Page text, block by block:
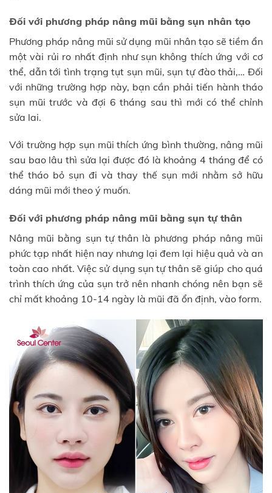
Đối với phương pháp nâng mũi bằng sụn nhân tạo
Phương pháp nâng mũi sử dụng mũi nhân tạo sẽ tiềm ẩn
một vài rủi ro nhất định như sụn không thích ứng với cơ
thể, dẫn tới tình trạng tụt sụn mũi, sụn tự đào thải,… Đối
với những trường hợp này, bạn cần phải tiến hành tháo
sụn mũi trước và đợi 6 tháng sau thì mới có thể chỉnh
sửa lai.
Với trường hợp sụn mũi thích ứng bình thường, nâng mũi
sau bao lâu thì sửa lại được đó là khoảng 4 tháng để có
thể tháo bỏ sụn đi và thay thế sụn mới nhằm sở hữu
dáng mũi mới theo ý muốn.
Đối với phương pháp nâng mũi bằng sụn tự thân
Nâng mũi bằng sụn tự thân là phương pháp nâng mũi
phức tạp nhất hiện nay nhưng lại đem lại hiệu quả và an
toàn cao nhất. Việc sử dụng sụn tự thân sẽ giúp cho quá
trình thích ứng của sụn trở nên nhanh chóng nên bạn sẽ
chỉ mất khoảng 10-14 ngày là mũi đã ổn định, vào form.